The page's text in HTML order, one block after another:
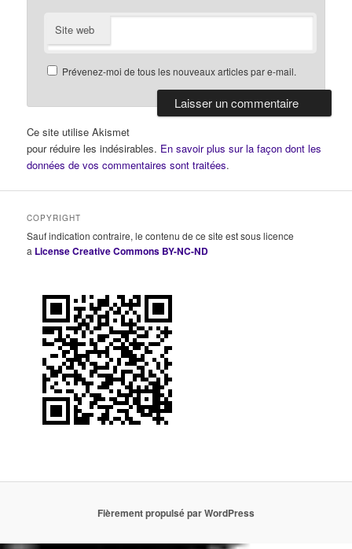
Site web
Prévenez-moi de tous les nouveaux articles par e-mail.
Ce site utilise Akismet
pour réduire les indésirables. En savoir plus sur la façon dont les
données de vos commentaires sont traitées.
COPYRIGHT
Sauf indication contraire, le contenu de ce site est sous licence
a License Creative Commons BY-NC-ND
Fièrement propulsé par WordPress